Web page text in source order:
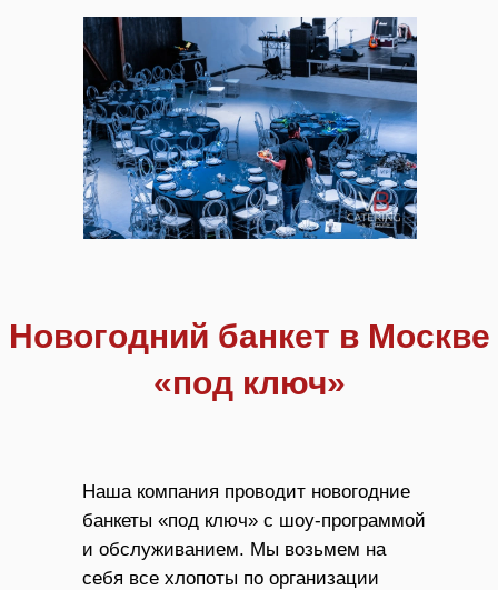
Новогодний банкет в Москве
«под ключ»
Наша компания проводит новогодние
банкеты «под ключ» с шоу-программой
и обслуживанием. Мы возьмем на
себя все хлопоты по организации